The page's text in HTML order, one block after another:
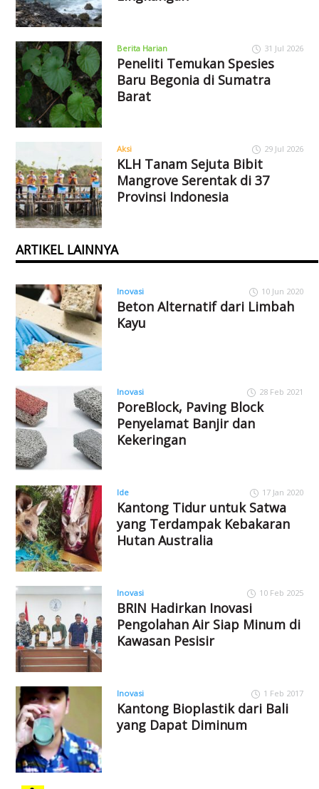
Berita Harian 31 Jul 2026
Peneliti Temukan Spesies
Baru Begonia di Sumatra
Barat
Aksi 29 Jul 2026
KLH Tanam Sejuta Bibit
Mangrove Serentak di 37
Provinsi Indonesia
ARTIKEL LAINNYA
Inovasi 10 Jun 2020
Beton Alternatif dari Limbah
Kayu
Inovasi 28 Feb 2021
PoreBlock, Paving Block
Penyelamat Banjir dan
Kekeringan
Ide 17 Jan 2020
Kantong Tidur untuk Satwa
yang Terdampak Kebakaran
Hutan Australia
Inovasi 10 Feb 2025
BRIN Hadirkan Inovasi
Pengolahan Air Siap Minum di
Kawasan Pesisir
Inovasi 1 Feb 2017
Kantong Bioplastik dari Bali
yang Dapat Diminum